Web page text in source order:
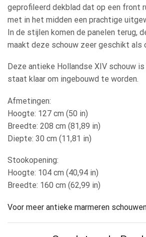
geprofileerd dekblad dat op een front
met in het midden een prachtige
In de stijlen komen de panelen terug,
maakt deze schouw zeer geschikt als
Deze antieke Hollandse XIV schouw
staat klaar om ingebouwd te worden.
Afmetingen:
Hoogte: 127 cm (50 in)
Breedte: 208 cm (81,89 in)
Diepte: 30 cm (11,81 in)
Stookopening:
Hoogte: 104 cm (40,94 in)
Breedte: 160 cm (62,99 in)
Voor meer antieke marmeren